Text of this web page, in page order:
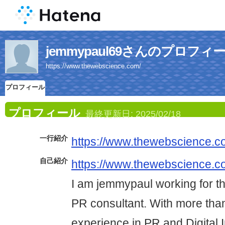
jemmypaul69さんのプロフィ
https://www.thewebscience.com/
プロフィール
プロフィール 最終更新日: 2025/02/18
一行紹介 https://
自己紹介
https://
I am jemmypaul working for
PR consultant. With more